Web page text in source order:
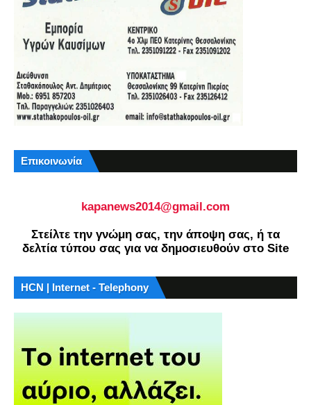
Επικοινωνία
kapanews2014@gmail.com
Στείλτε την γνώμη σας, την άποψη σας, ή τα
δελτία τύπου σας για να δημοσιευθούν στο Site
HCN | Internet - Telephony